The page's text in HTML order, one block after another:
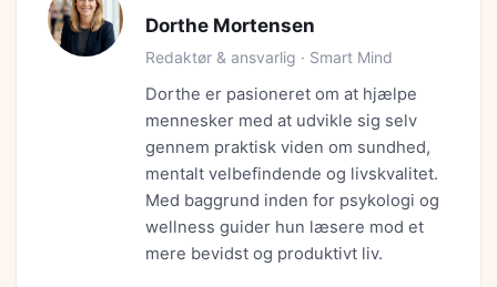
Dorthe Mortensen
Redaktør & ansvarlig · Smart Mind
Dorthe er pasioneret om at hjælpe
mennesker med at udvikle sig selv
gennem praktisk viden om sundhed,
mentalt velbefindende og livskvalitet.
Med baggrund inden for psykologi og
wellness guider hun læsere mod et
mere bevidst og produktivt liv.